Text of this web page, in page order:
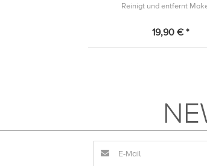
Reinigt und entfernt
19,90 € *